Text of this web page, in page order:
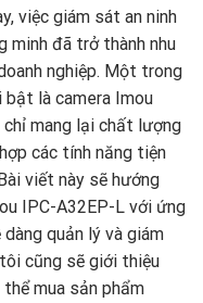
việc giám sát an ninh
minh đã trở thành nhu
nghiệp. Một trong
bật là camera Imou
chỉ mang lại chất lượng
các tính năng tiện
viết này sẽ hướng
IPC-A32EP-L với ứng
quản lý và giám
cũng sẽ giới thiệu
thể mua sản phẩm